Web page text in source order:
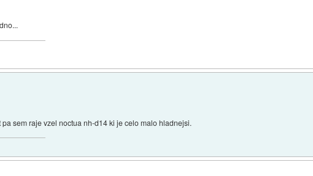
sem raje vzel noctua nh-d14 ki je celo malo hladnejsi.